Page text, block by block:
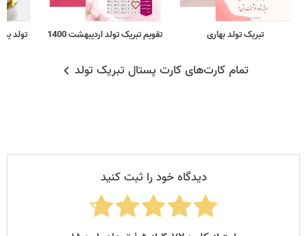
تبریک تولد بهاری تقویم تبریک تولد اردیبهشت 1400 تولد
تمام کارت‌های کارت پستال تبریک تولد
دیدگاه خود را ثبت کنید